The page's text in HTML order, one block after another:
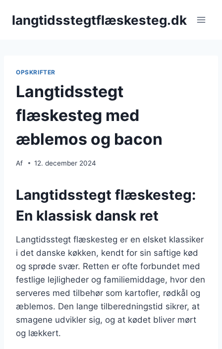
langtidsstegtflæskesteg.dk
OPSKRIFTER
Langtidsstegt
flæskesteg med
æblemos og bacon
Af 12. december 2024
Langtidsstegt flæskesteg:
En klassisk dansk ret
Langtidsstegt flæskesteg er en elsket klassiker
i det danske køkken, kendt for sin saftige kød
og sprøde svær. Retten er ofte forbundet med
festlige lejligheder og familiemiddage, hvor den
serveres med tilbehør som kartofler, rødkål og
æblemos. Den lange tilberedningstid sikrer, at
smagene udvikler sig, og at kødet bliver mørt
og lækkert.